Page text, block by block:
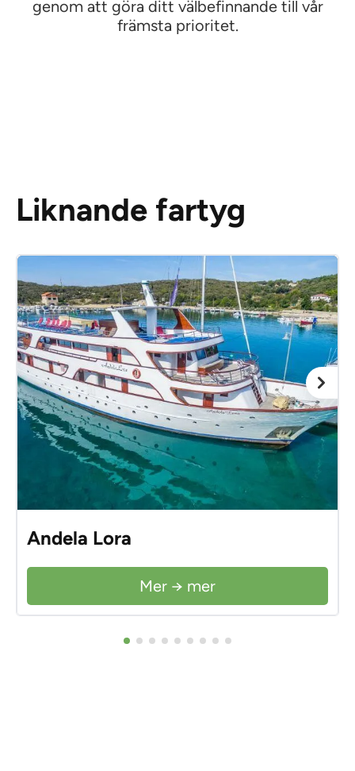
genom att göra ditt välbefinnande till vår
främsta prioritet.
Liknande fartyg
Andela Lora
Mer → mer